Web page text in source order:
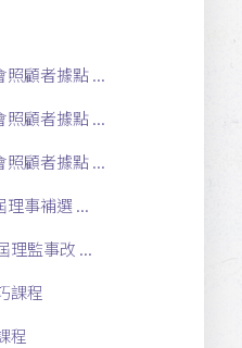
照顧者據點 ...
照顧者據點 ...
照顧者據點 ...
理事補選 ...
理監事改 ...
課程
程